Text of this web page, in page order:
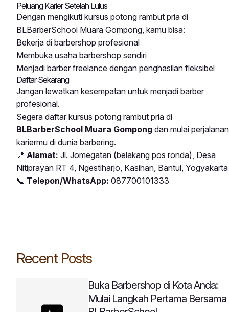
Peluang Karier Setelah Lulus
Dengan mengikuti kursus potong rambut pria di
BLBarberSchool Muara Gompong, kamu bisa:
Bekerja di barbershop profesional
Membuka usaha barbershop sendiri
Menjadi barber freelance dengan penghasilan fleksibel
Daftar Sekarang
Jangan lewatkan kesempatan untuk menjadi barber
profesional.
Segera daftar kursus potong rambut pria di
BLBarberSchool Muara Gompong dan mulai perjalanan
kariermu di dunia barbering.
📍 Alamat: Jl. Jomegatan (belakang pos ronda), Desa
Nitiprayan RT 4, Ngestiharjo, Kasihan, Bantul, Yogyakarta
📞 Telepon/WhatsApp: 087700101333
Recent Posts
Buka Barbershop di Kota Anda:
Mulai Langkah Pertama Bersama